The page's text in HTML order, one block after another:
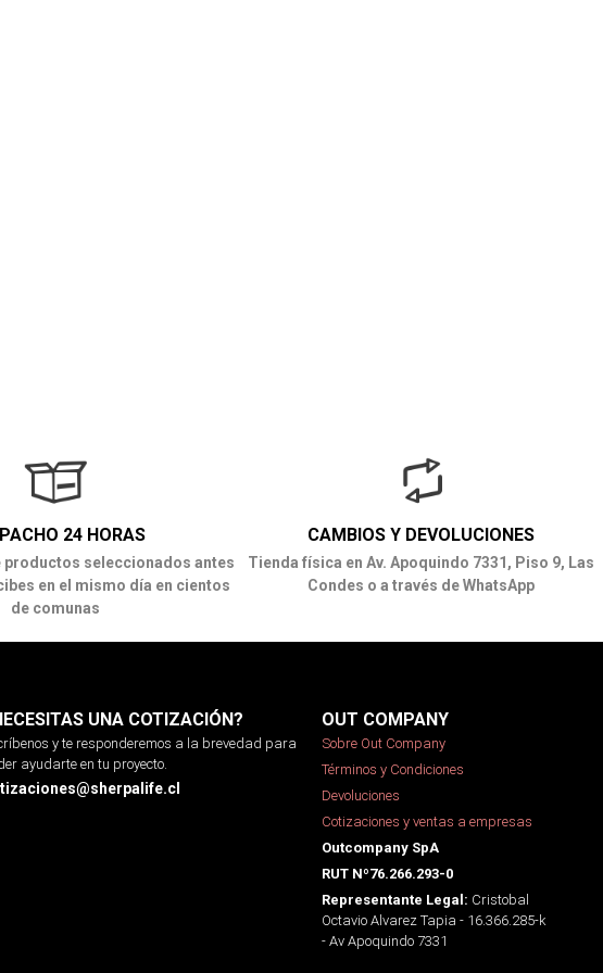
24 HORAS
productos seleccionados antes
en el mismo día en cientos
de comunas
CAMBIOS Y DEVOLUCIONES
Tienda física en Av. Apoquindo 7331, Piso 9, Las
Condes o a través de WhatsApp
UNA COTIZACIÓN?
y te responderemos a la brevedad para
ayudarte en tu proyecto.
OUT COMPANY
Sobre Out Company
Términos y Condiciones
Devoluciones
Cotizaciones y ventas a empresas
Outcompany SpA
RUT Nº76.266.293-0
Representante Legal: Cristobal
Octavio Alvarez Tapia - 16.366.285-k
- Av Apoquindo 7331